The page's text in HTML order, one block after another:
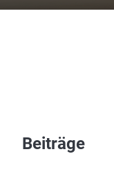
Beiträge